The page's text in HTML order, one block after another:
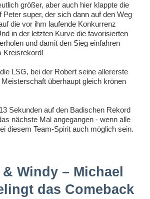
größer, aber auch hier klappte die
Peter super, der sich dann auf den Weg
die vor ihm laufende Konkurrenz
in der letzten Kurve die favorisierten
und damit den Sieg einfahren
Kreisrekord!
LSG, bei der Robert seine allererste
überhaupt gleich krönen
Sekunden auf den Badischen Rekord
nächste Mal angegangen - wenn alle
diesem Team-Spirit auch möglich sein.
Windy – Michael
das Comeback